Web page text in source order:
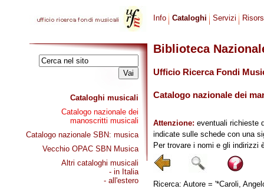
Cataloghi musicali
Catalogo nazionale dei
manoscritti musicali
Catalogo nazionale SBN: musica
Vecchio OPAC SBN Musica
Altri cataloghi musicali
- in Italia
- all'estero
Info Cataloghi Servizi
Biblioteca
Ufficio Ricerca Fondi
Catalogo nazionale dei
Attenzione: eventuali richieste
indicate sulle schede con una
Per trovare i nomi e gli indirizzi
Ricerca: Autore = '*Caroli,